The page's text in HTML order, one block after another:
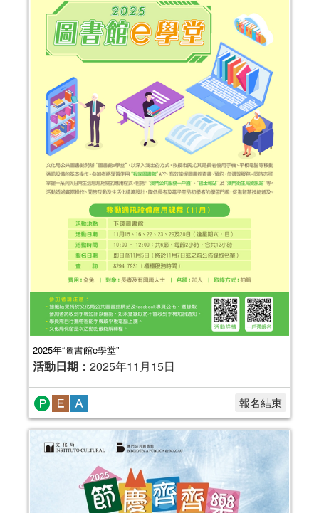
2025年“圖書館e學堂”
活動日期： 2025年11月15日
報名結束